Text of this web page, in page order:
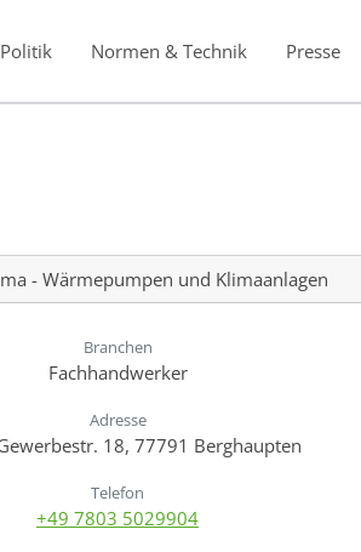
Politik Normen & Technik Presse
- Wärmepumpen und Klimaanlagen
Branchen
Fachhandwerker
Adresse
18, 77791 Berghaupten
Telefon
+49 7803 5029904